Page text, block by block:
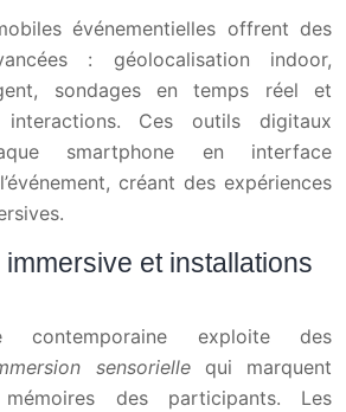
événementielles offrent des
: géolocalisation indoor,
sondages en temps réel et
Ces outils digitaux
smartphone en interface
créant des expériences
et installations
contemporaine exploite des
sensorielle qui marquent
des participants. Les